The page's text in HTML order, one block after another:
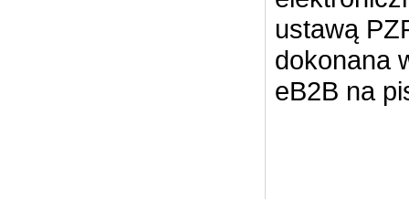
ustawą
dokonana
eB2B na